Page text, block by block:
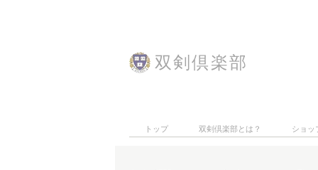
​双剣倶楽部
トップ 双剣倶楽部とは？ ショッ